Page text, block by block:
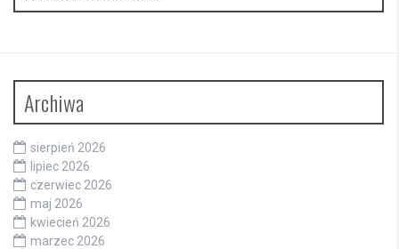
Archiwa
sierpień 2026
lipiec 2026
czerwiec 2026
maj 2026
kwiecień 2026
marzec 2026